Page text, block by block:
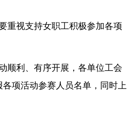
重视支持女职工积极参加各项
顺利、有序开展，各单位工会
项活动参赛人员名单，同时上